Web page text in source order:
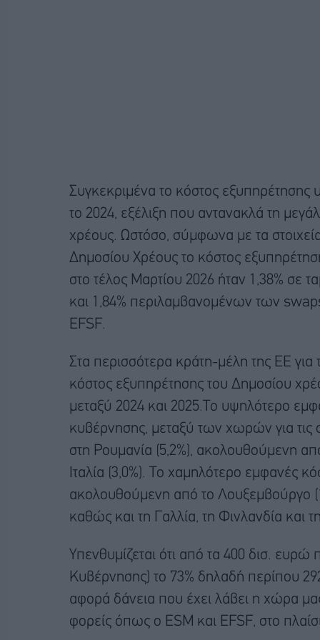
Συγκεκριμένα το κόστος
το 2024, εξέλιξη που αντανακλά τη
χρέους. Ωστόσο, σύμφωνα με τα
Δημοσίου Χρέους το κόστος
στο τέλος Μαρτίου 2026 ήταν 1,38%
και 1,84% περιλαμβανομένων των
EFSF.
Στα περισσότερα κράτη-μέλη της ΕΕ για
κόστος εξυπηρέτησης του Δημοσίου
μεταξύ 2024 και 2025.Το υψηλότερο
κυβέρνησης, μεταξύ των χωρών για τις
στη Ρουμανία (5,2%), ακολουθούμενη
Ιταλία (3,0%). Το χαμηλότερο εμφανές
ακολουθούμενη από το Λουξεμβούργο
καθώς και τη Γαλλία, τη Φινλανδία και
Υπενθυμίζεται ότι από τα 400 δισ. ευρώ
Κυβέρνησης) το 73% δηλαδή περίπου
αφορά δάνεια που έχει λάβει η χώρα
φορείς όπως ο ESM και EFSF, στο